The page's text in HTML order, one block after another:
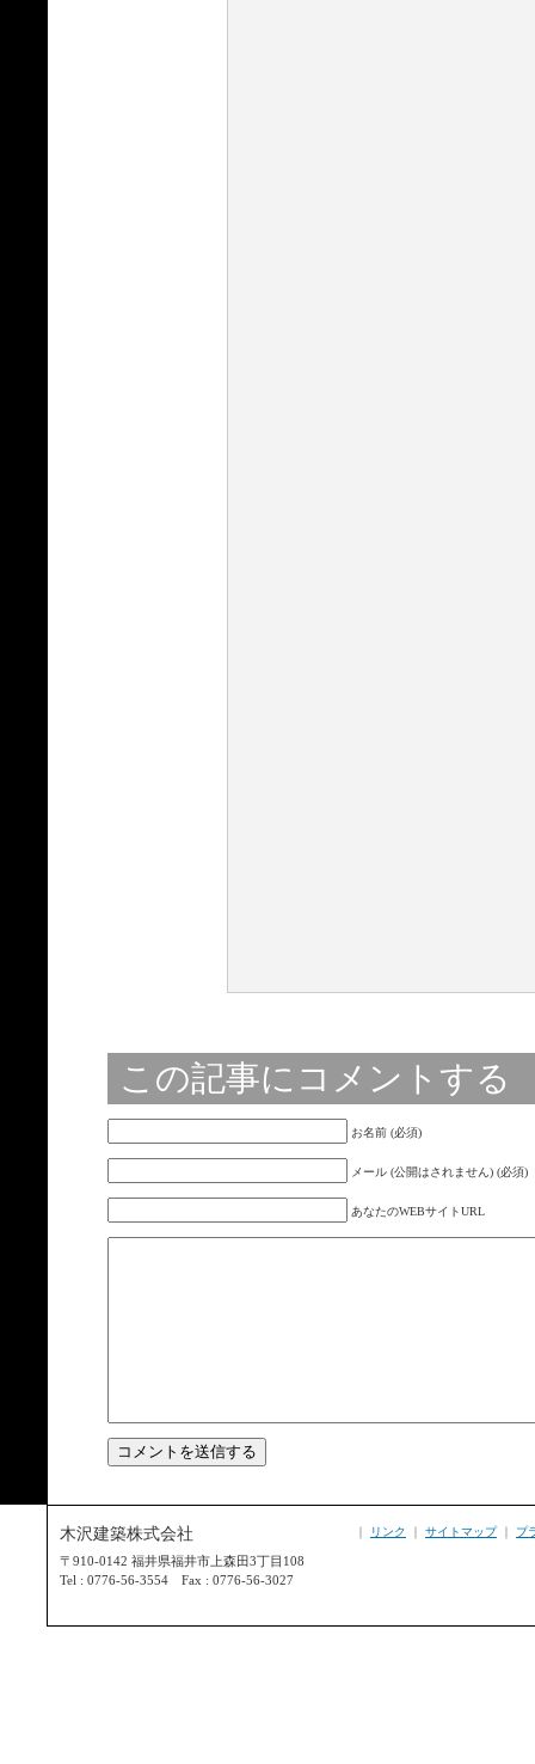
この記事にコメントする
お名前 (必須)
メール (公開はされません) (必須)
あなたのWEBサイトURL
｜ リンク ｜ サイトマップ｜ プ
木沢建築株式会社
〒910-0142 福井県福井市上森田3丁目108
Tel : 0776-56-3554 Fax : 0776-56-3027